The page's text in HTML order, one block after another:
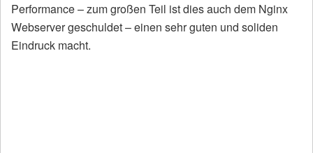
Performance – zum großen Teil ist dies auch dem Nginx
Webserver geschuldet – einen sehr guten und soliden
Eindruck macht.